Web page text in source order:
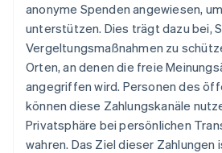
anonyme Spenden angewiesen,
unterstützen. Dies trägt dazu bei,
Vergeltungsmaßnahmen zu
Orten, an denen die freie
angegriffen wird. Personen des
können diese Zahlungskanäle
Privatsphäre bei persönlichen
wahren. Das Ziel dieser Zahlungen